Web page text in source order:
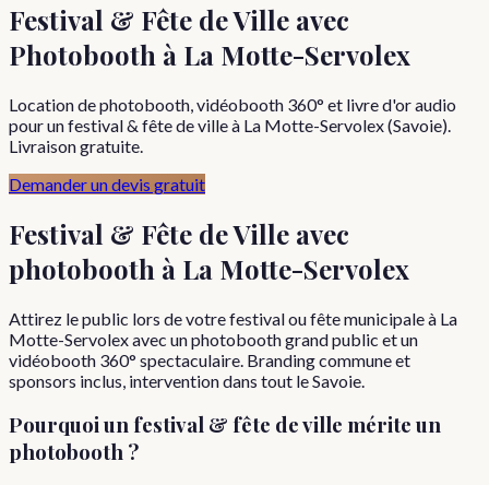
Festival & Fête de Ville avec
Photobooth à La Motte-Servolex
Location de photobooth, vidéobooth 360° et livre d'or audio
pour un festival & fête de ville à La Motte-Servolex (Savoie).
Livraison gratuite.
Demander un devis gratuit
Festival & Fête de Ville avec
photobooth à La Motte-Servolex
Attirez le public lors de votre festival ou fête municipale à La
Motte-Servolex avec un photobooth grand public et un
vidéobooth 360° spectaculaire. Branding commune et
sponsors inclus, intervention dans tout le Savoie.
Pourquoiunfestival & fête de ville mérite un
photobooth ?